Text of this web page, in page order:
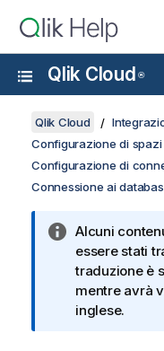
Qlik Cloud ®
Qlik Cloud
Configurazione di
Configurazione di
Connessione ai
Alcuni
essere stati
traduzione è
mentre avrà
inglese.